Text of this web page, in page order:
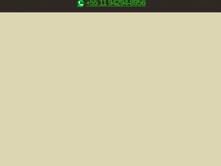
+55 11 94294-8956